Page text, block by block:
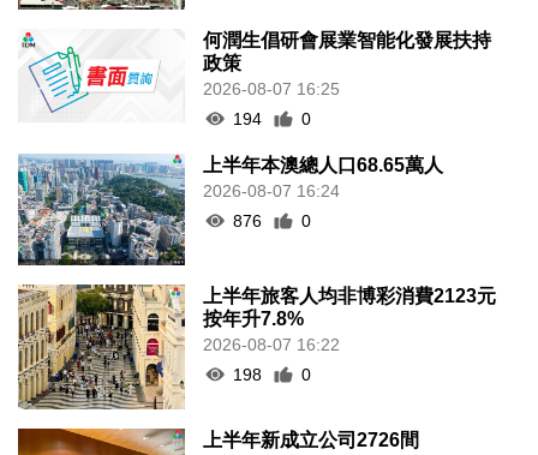
何潤生倡研會展業智能化發展扶持
政策
2026-08-07 16:25
194
0
上半年本澳總人口68.65萬人
2026-08-07 16:24
876
0
上半年旅客人均非博彩消費2123元
按年升7.8%
2026-08-07 16:22
198
0
上半年新成立公司2726間